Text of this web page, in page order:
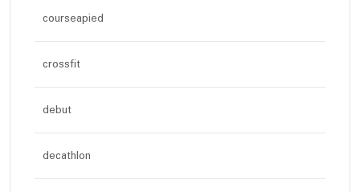
courseapied
crossfit
debut
decathlon